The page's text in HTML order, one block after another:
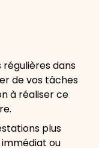
régulières dans
de vos tâches
à réaliser ce
plus
ou